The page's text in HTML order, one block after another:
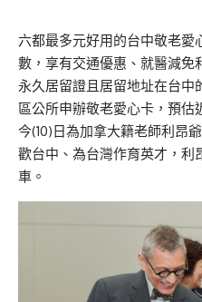
六都最多元好用的台中敬老愛
數，享有交通優惠、就醫減免
永久居留證且居留地址在台
區公所申辦敬老愛心卡，預
今(10)日為加拿大籍老師利昂
歡台中、為台灣作育英才，利
車。